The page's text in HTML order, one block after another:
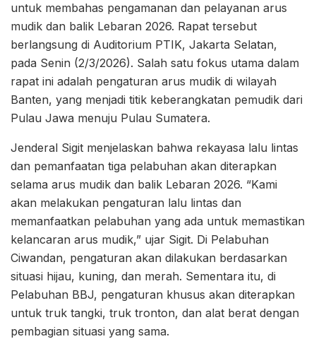
untuk membahas pengamanan dan pelayanan arus
mudik dan balik Lebaran 2026. Rapat tersebut
berlangsung di Auditorium PTIK, Jakarta Selatan,
pada Senin (2/3/2026). Salah satu fokus utama dalam
rapat ini adalah pengaturan arus mudik di wilayah
Banten, yang menjadi titik keberangkatan pemudik dari
Pulau Jawa menuju Pulau Sumatera.
Jenderal Sigit menjelaskan bahwa rekayasa lalu lintas
dan pemanfaatan tiga pelabuhan akan diterapkan
selama arus mudik dan balik Lebaran 2026. “Kami
akan melakukan pengaturan lalu lintas dan
memanfaatkan pelabuhan yang ada untuk memastikan
kelancaran arus mudik,” ujar Sigit. Di Pelabuhan
Ciwandan, pengaturan akan dilakukan berdasarkan
situasi hijau, kuning, dan merah. Sementara itu, di
Pelabuhan BBJ, pengaturan khusus akan diterapkan
untuk truk tangki, truk tronton, dan alat berat dengan
pembagian situasi yang sama.